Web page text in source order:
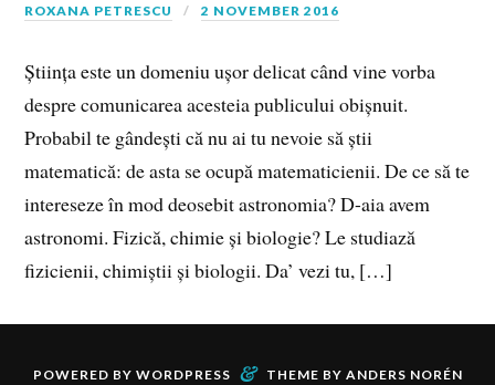
ROXANA PETRESCU 2 NOVEMBER 2016
Știința este un domeniu ușor delicat când vine vorba
despre comunicarea acesteia publicului obișnuit.
Probabil te gândești că nu ai tu nevoie să știi
matematică: de asta se ocupă matematicienii. De ce să te
intereseze în mod deosebit astronomia? D-aia avem
astronomi. Fizică, chimie și biologie? Le studiază
fizicienii, chimiștii și biologii. Da’ vezi tu, […]
POWERED BY WORDPRESS & THEME BY ANDERS NORÉN